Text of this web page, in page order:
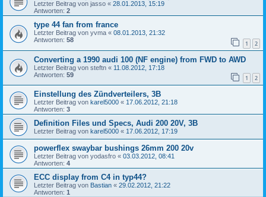
Letzter Beitrag von jasso « 28.01.2013, 15:19
Antworten: 2
type 44 fan from france
Letzter Beitrag von yvma « 08.01.2013, 21:32
Antworten: 58 1 2
Converting a 1990 audi 100 (NF engine) from FWD to AWD
Letzter Beitrag von steftn « 11.08.2012, 17:18
Antworten: 59 1 2
Einstellung des Zündverteilers, 3B
Letzter Beitrag von karel5000 « 17.06.2012, 21:18
Antworten: 3
Definition Files und Specs, Audi 200 20V, 3B
Letzter Beitrag von karel5000 « 17.06.2012, 17:19
powerflex swaybar bushings 26mm 200 20v
Letzter Beitrag von yodasfro « 03.03.2012, 08:41
Antworten: 4
ECC display from C4 in typ44?
Letzter Beitrag von Bastian « 29.02.2012, 21:22
Antworten: 1